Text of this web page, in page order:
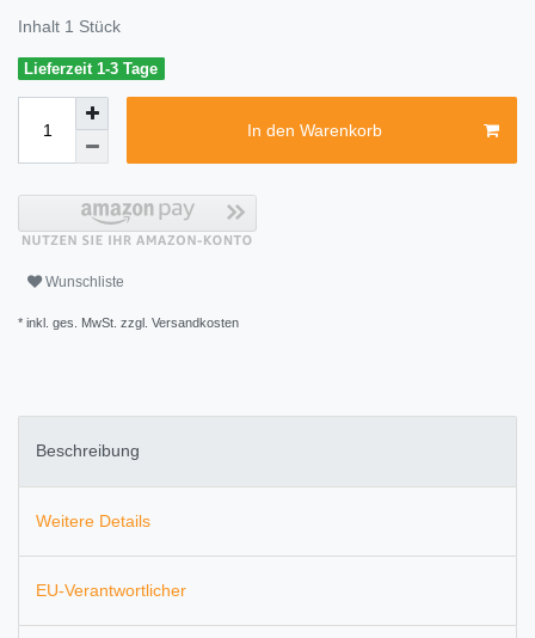
Inhalt 1 Stück
Lieferzeit 1-3 Tage
In den Warenkorb
Wunschliste
* inkl. ges. MwSt. zzgl. Versandkosten
Beschreibung
Weitere Details
EU-Verantwortlicher